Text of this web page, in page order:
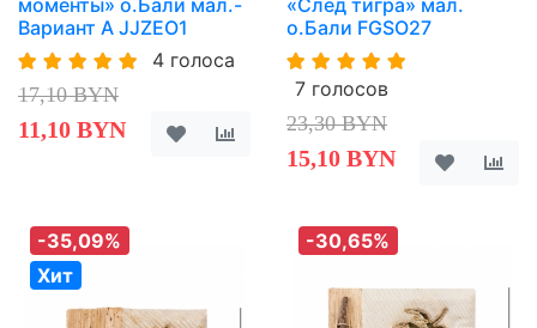
Вариант A JJZEO1
4 голоса
17,10 BYN
11,10 BYN
о.Бали FGSO27
7 голосов
23,30 BYN
15,10 BYN
-35,09%
Хит
-30,65%